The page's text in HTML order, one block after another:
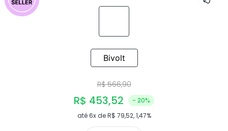
Bivolt
R$ 566,90
R$ 453,52
- 20%
até6x deR$ 79,52,1,47%